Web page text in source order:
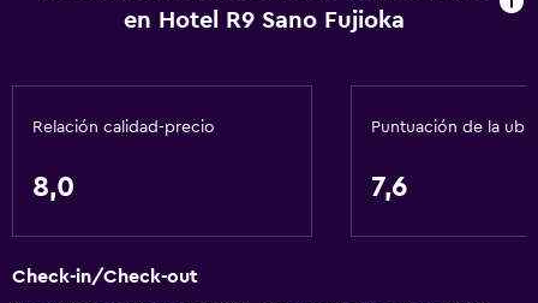
en Hotel R9 Sano Fujioka
Relación calidad-precio
8,0
Puntuación de la
7,6
Check-in/Check-out